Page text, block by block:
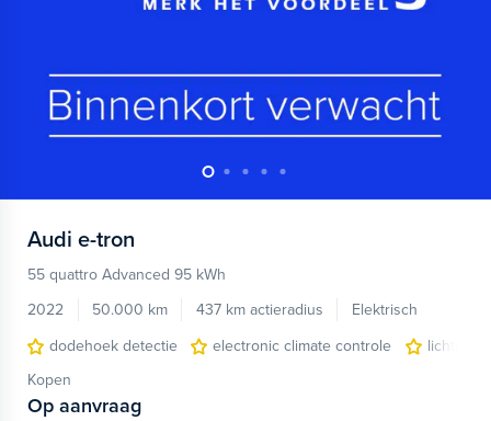
Audi e-tron
55 quattro Advanced 95 kWh
2022
50.000 km 437 km actieradius
Elektrisch
dodehoek detectie
electronic climate controle
Kopen
Op aanvraag